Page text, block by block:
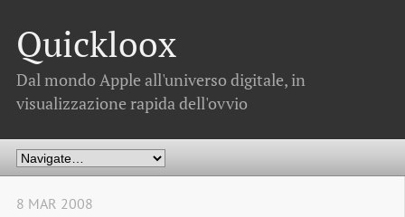
Quickloox
Dal mondo Apple all'universo digitale, in
visualizzazione rapida dell'ovvio
8 MAR 2008